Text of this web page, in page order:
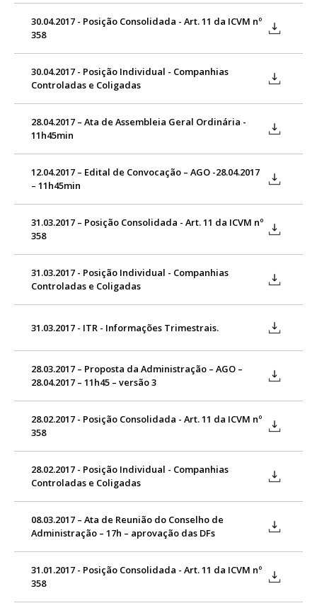
30.04.2017 - Posição Consolidada - Art. 11 da ICVM nº
358
30.04.2017 - Posição Individual - Companhias
Controladas e Coligadas
28.04.2017 – Ata de Assembleia Geral Ordinária -
11h45min
12.04.2017 – Edital de Convocação – AGO -28.04.2017
– 11h45min
31.03.2017 – Posição Consolidada - Art. 11 da ICVM nº
358
31.03.2017 - Posição Individual - Companhias
Controladas e Coligadas
31.03.2017 - ITR - Informações Trimestrais.
28.03.2017 – Proposta da Administração – AGO –
28.04.2017 – 11h45 – versão 3
28.02.2017 - Posição Consolidada - Art. 11 da ICVM nº
358
28.02.2017 - Posição Individual - Companhias
Controladas e Coligadas
08.03.2017 – Ata de Reunião do Conselho de
Administração – 17h – aprovação das DFs
31.01.2017 - Posição Consolidada - Art. 11 da ICVM nº
358